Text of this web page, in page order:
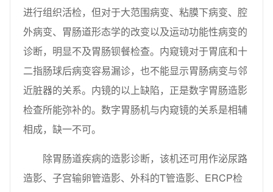
进行组织活检，但对于大范围病变、粘膜下病变、腔
外病变、胃肠道形态学的改变以及运动功能性病变的
诊断，明显不及胃肠钡餐检查。内窥镜对于胃底和十
二指肠球后病变容易漏诊，也不能显示胃肠病变与邻
近脏器的关系。内镜的以上缺陷，正是数字胃肠造影
检查所能弥补的。数字胃肠机与内窥镜的关系是相辅
相成，缺一不可。
除胃肠道疾病的造影诊断，该机还可用作泌尿路
造影、子宫输卵管造影、外科的T管造影、ERCP检